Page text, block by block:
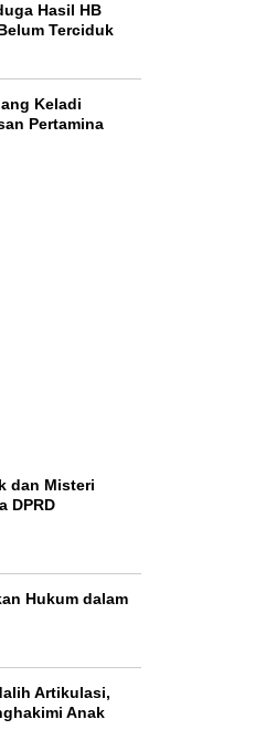
Hasil HB
Terciduk
Keladi
Pertamina
dan Misteri
DPRD
Hukum dalam
Artikulasi,
Anak